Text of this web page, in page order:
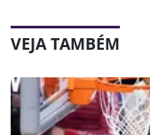
VEJA TAMBÉM